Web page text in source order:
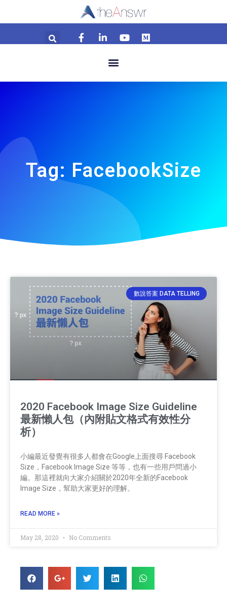
Tag: FacebookSize
數說答案 DATA TELLING
2020 Facebook Image Size Guideline
最新懶人包（內附貼文格式有效性分
析）
小編最近發覺有很多人都會在Google上面搜尋 Facebook
Size，Facebook Image Size 等等，也有一些用戶問過小
編。那這裡就向大家介紹關於2020年全新的Facebook
Image Size，幫助大家更好的理解。
READ MORE »
May 28, 2020 No Comments